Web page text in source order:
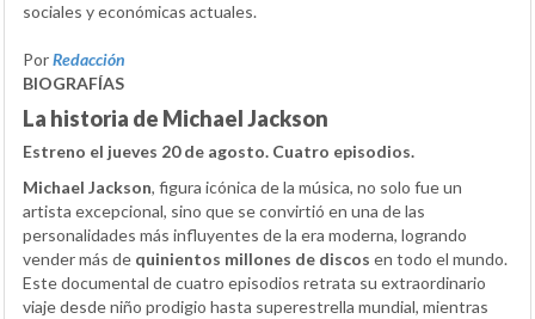
sociales y económicas actuales.
PorRedacción
BIOGRAFÍAS
La historia de Michael Jackson
Estreno el jueves 20 de agosto. Cuatro episodios.
Michael Jackson, figura icónica de la música, no solo fue un
artista excepcional, sino que se convirtió en una de las
personalidades más influyentes de la era moderna, logrando
vender más de quinientos millones de discos en todo el mundo.
Este documental de cuatro episodios retrata su extraordinario
viaje desde niño prodigio hasta superestrella mundial, mientras